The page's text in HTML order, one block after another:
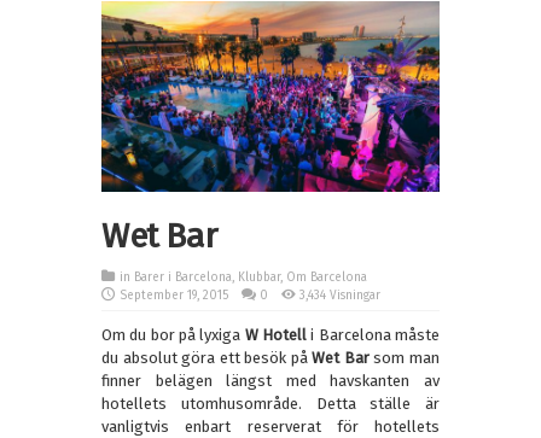
Wet Bar
in Barer i Barcelona, Klubbar, Om Barcelona
September 19, 2015
0 3,434 Visningar
Om du bor på lyxiga W Hotell i Barcelona måste
du absolut göra ett besök påWet Barsom man
finner belägen längst med havskanten av
hotellets utomhusområde. Detta ställe är
vanligtvis enbart reserverat för hotellets